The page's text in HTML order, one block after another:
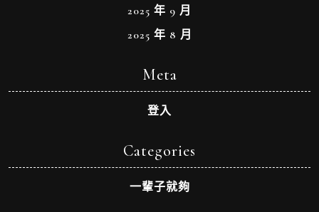
2025 年 9 月
2025 年 8 月
Meta
登入
Categories
一輩子就夠